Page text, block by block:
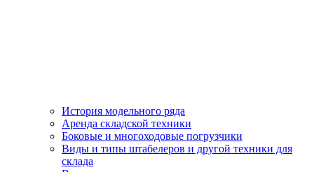
История модельного ряда
Аренда складской техники
Боковые и многоходовые погрузчики
Виды и типы штабелеров и другой техники для
склада